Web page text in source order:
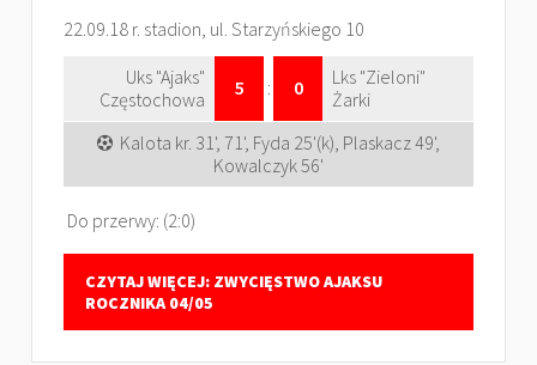
22.09.18 r. stadion, ul. Starzyńskiego 10
Uks "Ajaks"
Częstochowa
5 : 0
Lks "Zieloni"
Żarki
Kalota kr. 31', 71', Fyda 25'(k), Plaskacz 49',
Kowalczyk 56'
Do przerwy: (2:0)
CZYTAJ WIĘCEJ: ZWYCIĘSTWO AJAKSU
ROCZNIKA 04/05